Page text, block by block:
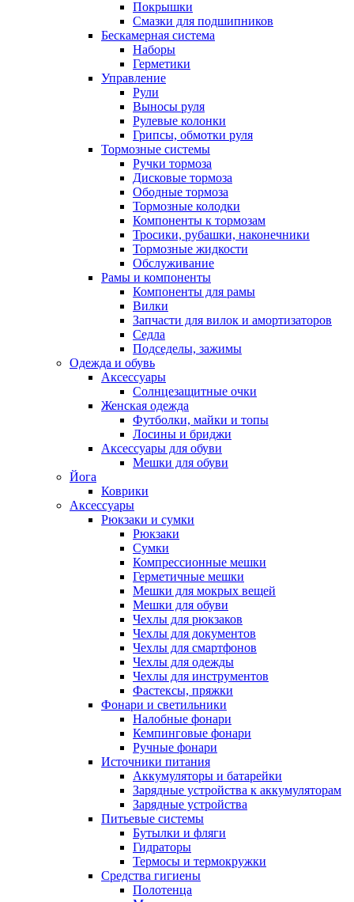
Покрышки
Смазки для подшипников
Бескамерная система
Наборы
Герметики
Управление
Рули
Выносы руля
Рулевые колонки
Грипсы, обмотки руля
Тормозные системы
Ручки тормоза
Дисковые тормоза
Ободные тормоза
Тормозные колодки
Компоненты к тормозам
Тросики, рубашки, наконечники
Тормозные жидкости
Обслуживание
Рамы и компоненты
Компоненты для рамы
Вилки
Запчасти для вилок и амортизаторов
Седла
Подседелы, зажимы
Одежда и обувь
Аксессуары
Солнцезащитные очки
Женская одежда
Футболки, майки и топы
Лосины и бриджи
Аксессуары для обуви
Мешки для обуви
Йога
Коврики
Аксессуары
Рюкзаки и сумки
Рюкзаки
Сумки
Компрессионные мешки
Герметичные мешки
Мешки для мокрых вещей
Мешки для обуви
Чехлы для рюкзаков
Чехлы для документов
Чехлы для смартфонов
Чехлы для одежды
Чехлы для инструментов
Фастексы, пряжки
Фонари и светильники
Налобные фонари
Кемпинговые фонари
Ручные фонари
Источники питания
Аккумуляторы и батарейки
Зарядные устройства к аккумуляторам
Зарядные устройства
Питьевые системы
Бутылки и фляги
Гидраторы
Термосы и термокружки
Средства гигиены
Полотенца